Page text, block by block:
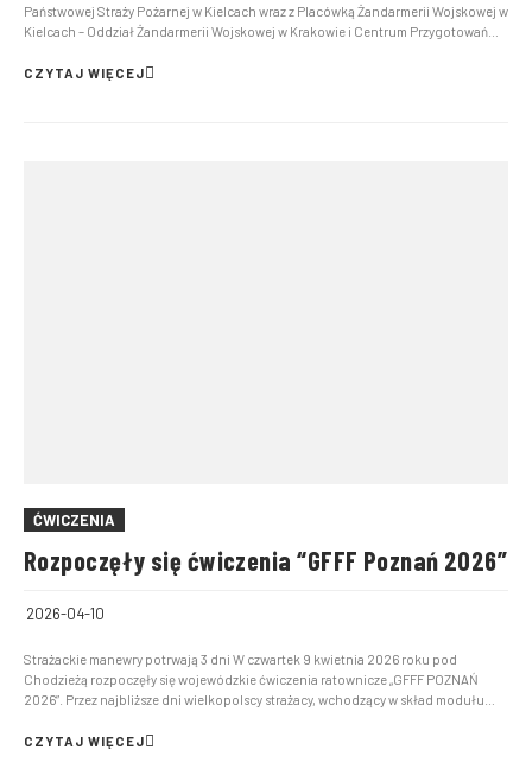
Państwowej Straży Pożarnej w Kielcach wraz z Placówką Żandarmerii Wojskowej w
Kielcach – Oddział Żandarmerii Wojskowej w Krakowie i Centrum Przygotowań
zakładał wybuch pożaru w jednym z budy...
CZYTAJ WIĘCEJ
ĆWICZENIA
Rozpoczęły się ćwiczenia “GFFF Poznań 2026”
2026-04-10
Strażackie manewry potrwają 3 dni W czwartek 9 kwietnia 2026 roku pod
Chodzieżą rozpoczęły się wojewódzkie ćwiczenia ratownicze „GFFF POZNAŃ
2026”. Przez najbliższe dni wielkopolscy strażacy, wchodzący w skład modułu
niezurbanizowanych. Formacja ta jest przygotowana przede wsz...
CZYTAJ WIĘCEJ